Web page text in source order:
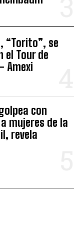
“Torito”, se
el Tour de
Amexi
con
mujeres de la
revela